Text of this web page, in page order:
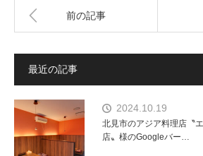
前の記事
最近の記事
2024.10.19
北見市のアジア料理店〝
店〟様のGoogleバー…